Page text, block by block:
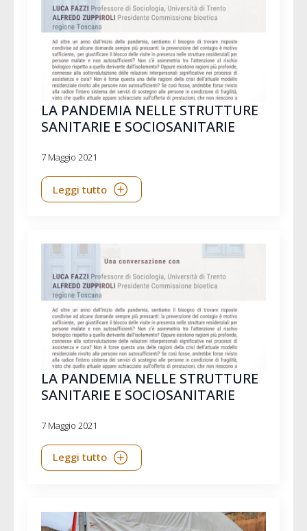
LA PANDEMIA NELLE STRUTTURE
SANITARIE E SOCIOSANITARIE
7 Maggio 2021
Leggi tutto
LA PANDEMIA NELLE STRUTTURE
SANITARIE E SOCIOSANITARIE
7 Maggio 2021
Leggi tutto